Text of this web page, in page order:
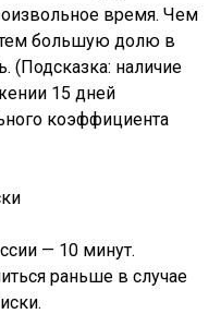
время. Чем
большую долю в
(Подсказка: наличие
15 дней
коэффициента
— 10 минут.
раньше в случае